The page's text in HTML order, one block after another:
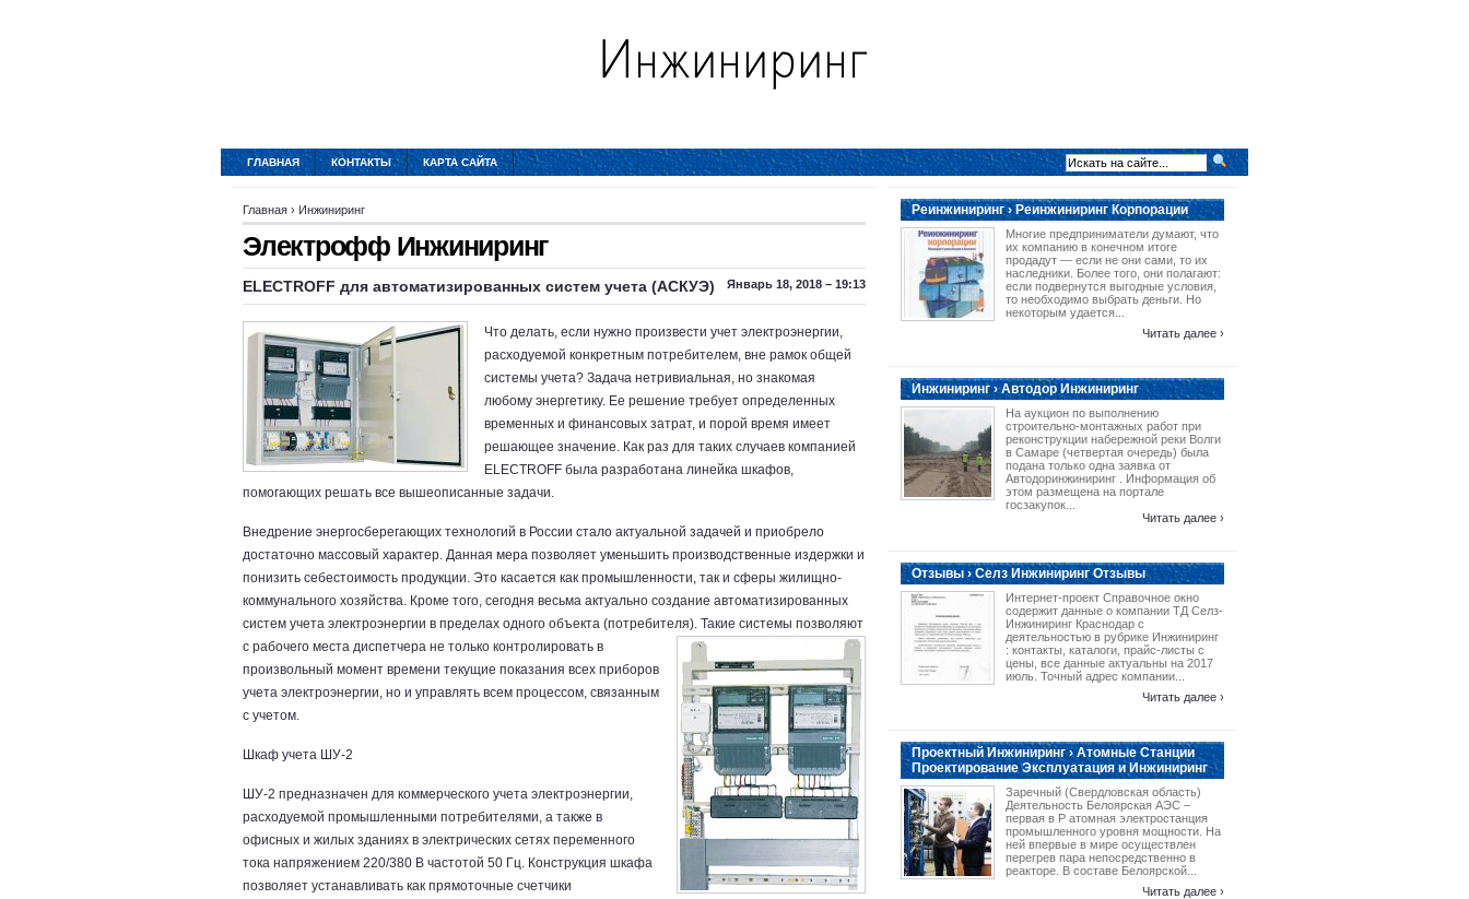
ГЛАВНАЯ КОНТАКТЫ КАРТА САЙТА
Главная › Инжиниринг
Электрофф Инжиниринг
ELECTROFF для автоматизированных систем учета (АСКУЭ) Январь 18, 2018 – 19:13
Что делать, если нужно произвести учет электроэнергии,
расходуемой конкретным потребителем, вне рамок общей
системы учета? Задача нетривиальная, но знакомая
любому энергетику. Ее решение требует определенных
временных и финансовых затрат, и порой время имеет
решающее значение. Как раз для таких случаев компанией
ELECTROFF была разработана линейка шкафов,
помогающих решать все вышеописанные задачи.
Внедрение энергосберегающих технологий в России стало актуальной задачей и приобрело
достаточно массовый характер. Данная мера позволяет уменьшить производственные издержки и
понизить себестоимость продукции. Это касается как промышленности, так и сферы жилищно-
коммунального хозяйства. Кроме того, сегодня весьма актуально создание автоматизированных
систем учета электроэнергии в пределах одного объекта (потребителя). Такие системы позволяют
с рабочего места диспетчера не только контролировать в
произвольный момент времени текущие показания всех приборов
учета электроэнергии, но и управлять всем процессом, связанным
с учетом.
Шкаф учета ШУ-2
ШУ-2 предназначен для коммерческого учета электроэнергии,
расходуемой промышленными потребителями, а также в
офисных и жилых зданиях в электрических сетях переменного
тока напряжением 220/380 В частотой 50 Гц. Конструкция шкафа
позволяет устанавливать как прямоточные счетчики
Реинжиниринг › Реинжиниринг Корпорации
Многие предприниматели думают, что
их компанию в конечном итоге
продадут — если не они сами, то их
наследники. Более того, они полагают:
если подвернутся выгодные условия,
то необходимо выбрать деньги. Но
некоторым удается...
Читать далее ›
Инжиниринг › Автодор Инжиниринг
На аукцион по выполнению
строительно-монтажных работ при
реконструкции набережной реки Волги
в Самаре (четвертая очередь) была
подана только одна заявка от
Автодоринжиниринг . Информация об
этом размещена на портале
госзакупок...
Читать далее ›
Отзывы › Селз Инжиниринг Отзывы
Интернет-проект Справочное окно
содержит данные о компании ТД Селз-
Инжиниринг Краснодар с
деятельностью в рубрике Инжиниринг
: контакты, каталоги, прайс-листы с
цены, все данные актуальны на 2017
июль. Точный адрес компании...
Читать далее ›
Проектный Инжиниринг › Атомные Станции
Проектирование Эксплуатация и Инжиниринг
Заречный (Свердловская область)
Деятельность Белоярская АЭС –
первая в Р атомная электростанция
промышленного уровня мощности. На
ней впервые в мире осуществлен
перегрев пара непосредственно в
реакторе. В составе Белоярской...
Читать далее ›